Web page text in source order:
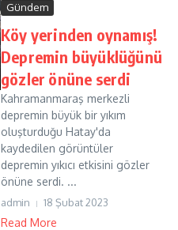
Gündem
Köy yerinden oynamış!
Depremin büyüklüğünü
gözler önüne serdi
Kahramanmaraş merkezli
depremin büyük bir yıkım
oluşturduğu Hatay'da
kaydedilen görüntüler
depremin yıkıcı etkisini gözler
önüne serdi. ...
admin 18 Şubat 2023
Read More